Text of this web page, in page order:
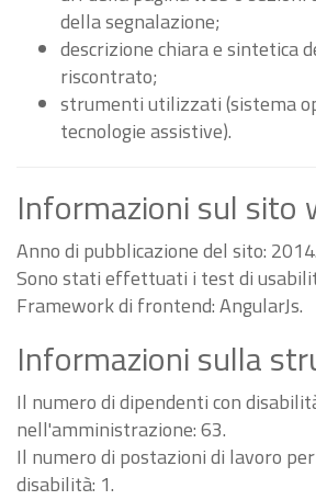
della segnalazione;
descrizione chiara e sintetica
riscontrato;
strumenti utilizzati (sistema
tecnologie assistive).
Informazioni sul sito
Anno di pubblicazione del sito: 2014.
Sono stati effettuati i test di
Framework di frontend: AngularJs.
Informazioni sulla
Il numero di dipendenti con
nell'amministrazione: 63.
Il numero di postazioni di lavoro
disabilità: 1.